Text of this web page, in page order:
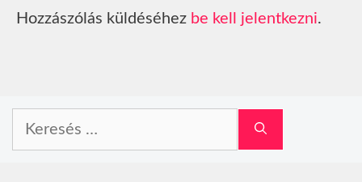
Hozzászólás küldéséhez be kell jelentkezni.